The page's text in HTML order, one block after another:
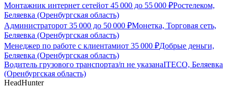
Монтажник интернет сетейот 45 000 до 55 000 ₽Ростелеком,
Беляевка (Оренбургская область)
Администраторот 35 000 до 50 000 ₽Монетка, Торговая сеть,
Беляевка (Оренбургская область)
Менеджер по работе с клиентамиот 35 000 ₽Добрые деньги,
Беляевка (Оренбургская область)
Водитель грузового транспортаз/п не указанаITECO, Беляевка
(Оренбургская область)
HeadHunter